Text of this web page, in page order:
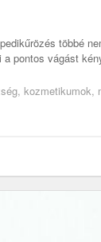
többé
pontos vágást
kozmetikumok,